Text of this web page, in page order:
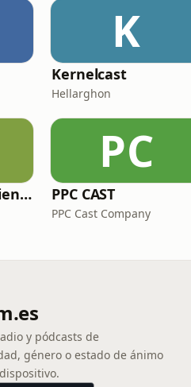
K
Kernelcast
Hellarghon
Zoo de fósiles - Cienciaes.com
PC
PPC CAST
PPC Cast Company
y pódcasts de
género o estado de ánimo